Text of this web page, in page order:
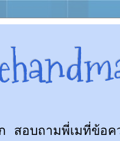
ก สอบถามพี่เมที่